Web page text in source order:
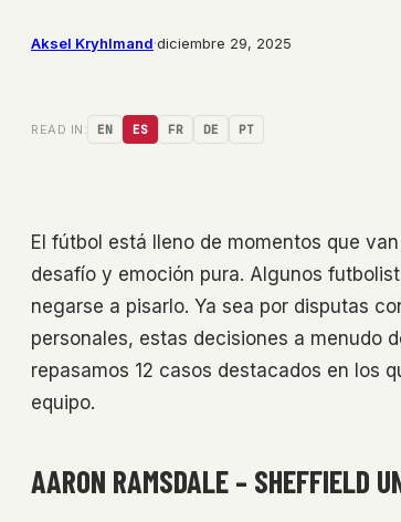
Aksel Kryhlmand·diciembre 29, 2025
READ IN: EN ES FR DE PT
El fútbol está lleno de momentos que
desafío y emoción pura. Algunos
negarse a pisarlo. Ya sea por disputas
personales, estas decisiones a menudo
repasamos 12 casos destacados en los
equipo.
AARON RAMSDALE – SHEFFIELD